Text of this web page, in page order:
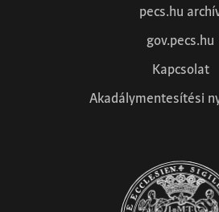
pecs.hu
gov.pecs.hu
Kapcsolat
Akadálymentesítési